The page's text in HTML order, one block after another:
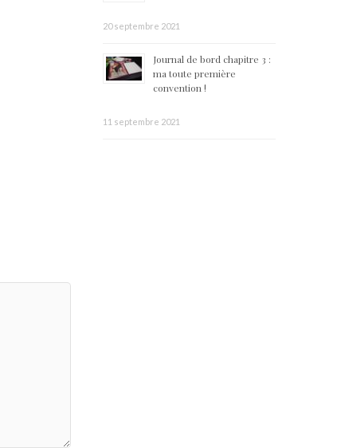
20 septembre 2021
Journal de bord chapitre 3 :
ma toute première
convention !
11 septembre 2021